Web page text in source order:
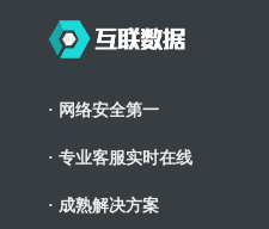
· 网络安全第一
· 专业客服实时在线
· 成熟解决方案